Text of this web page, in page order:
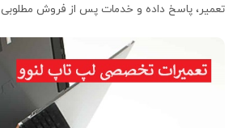
تعمیر، پاسخ داده و خدمات پس از فروش مطلوبی